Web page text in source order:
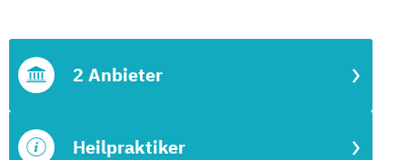
Heilpraktiker
2 Anbieter